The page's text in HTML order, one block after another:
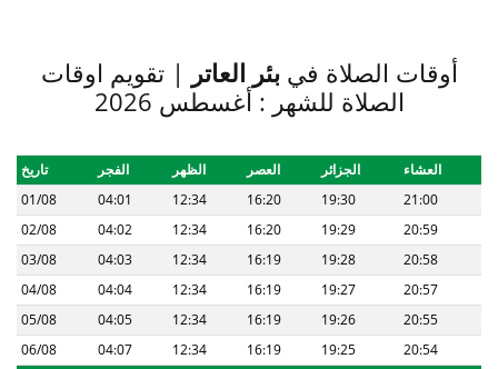
أوقات الصلاة فيبئر العاتر | تقويم اوقات
الصلاة للشهر : أغسطس 2026
تاريخ الفجر الظهر العصر الجزائر
العشاء
01/08
04:01 12:34 16:20 19:30
21:00
02/08
04:02 12:34 16:20 19:29
20:59
03/08
04:03 12:34 16:19 19:28
20:58
04/08
04:04 12:34 16:19 19:27
20:57
05/08
04:05 12:34 16:19 19:26
20:55
06/08
04:07 12:34 16:19 19:25
20:54